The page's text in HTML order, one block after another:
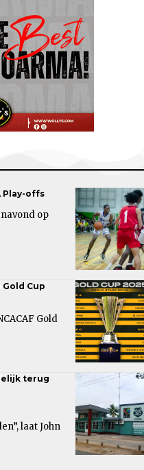
Play-offs
op
Cup
Gold
terug
laat John